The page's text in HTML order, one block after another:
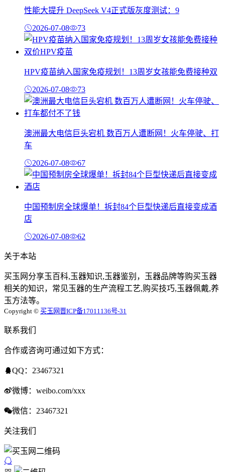
性能大提升 DeepSeek V4正式版灰度测试：9
2026-07-08 73
HPV疫苗纳入国家免疫规划！13周岁女孩能免费接种双
2026-07-08 73
澳洲最大电信巨头宕机 数百万人遭断网！火车停驶、打
车
2026-07-08 67
中国预制房全球爆单！拆封84个巨型快递后直接变成酒
店
2026-07-08 62
关于本站
买玉网分享玉百科,玉器知识,玉器鉴别，玉器品牌等购买玉器
相关的知识，常见玉器的生产流程工艺,购买技巧,玉器佩戴,养
玉方法等。
Copyright © 买玉网晋ICP备17011136号-31
联系我们
合作或咨询可通过如下方式：
QQ：23467321
微博：weibo.com/xxx
微信：23467321
关注我们